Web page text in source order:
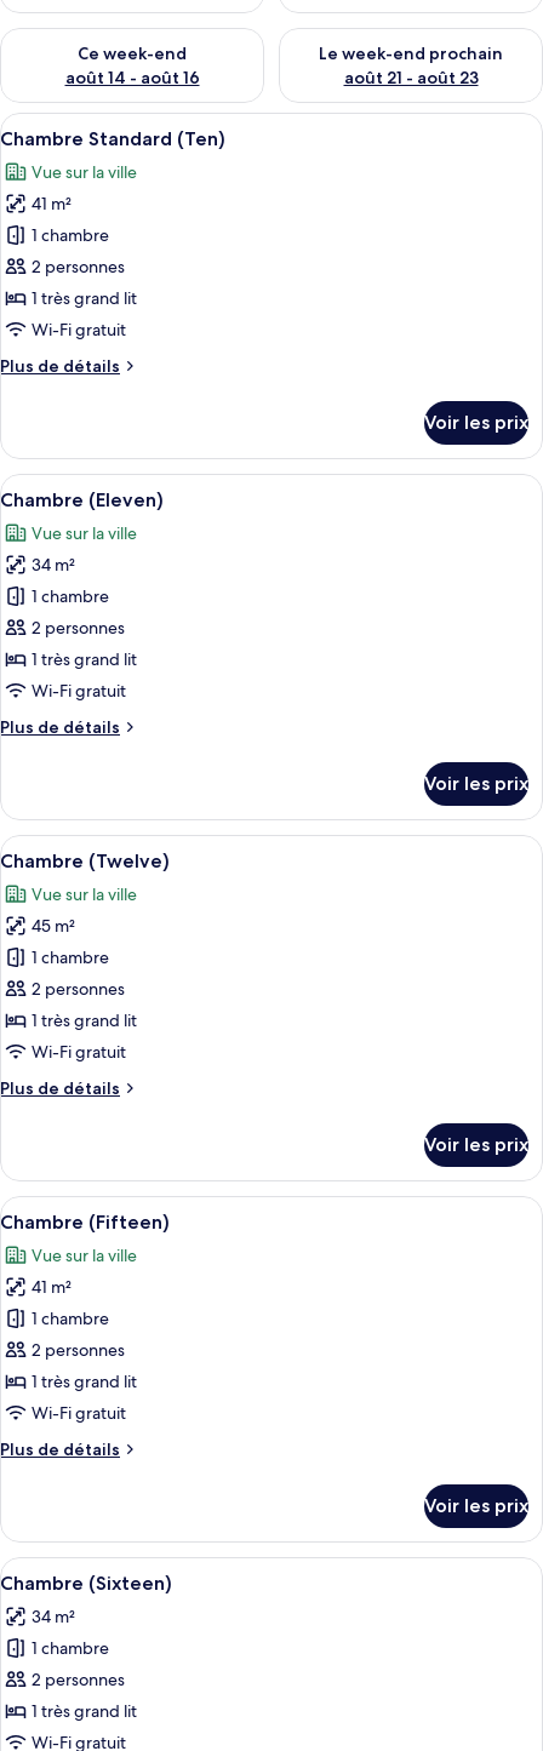
Ce week-end
août 14 - août 16
Vérifier la disponibilité pour ce week-end août 14 - août 16
Le week-end prochain
août 21 - août 23
Vérifier la disponibilité pour
Afficher
toutes
les
photos
pour
ce
type
de
chambre :
Chambre
Un lit à baldaquin à quatre poteaux
5
Chambre Standard (Ten)
Vue sur la ville
41 m²
1 chambre
2 personnes
1 très grand lit
Wi-Fi gratuit
Plus de détails
Plus
le
type
de
Chambre
Standard
(Ten)
Voir les prix
Afficher
toutes
les
photos
pour
ce
type
de
chambre :
Chambre
Un lit à baldaquin à quatre poteaux,
5
Chambre (Eleven)
Vue sur la ville
34 m²
1 chambre
2 personnes
1 très grand lit
Wi-Fi gratuit
Plus de détails
Plus
le
type
de
Chambre
(Eleven)
Voir les prix
Afficher
toutes
les
photos
pour
ce
type
de
chambre :
Chambre
Un salon avec une cheminée, un
5
Chambre (Twelve)
Vue sur la ville
45 m²
1 chambre
2 personnes
1 très grand lit
Wi-Fi gratuit
Plus de détails
Plus
le
type
de
Chambre
(Twelve)
Voir les prix
Afficher
toutes
les
photos
pour
ce
type
de
chambre :
Chambre
Un lit à baldaquin avec des rideaux,
6
Chambre (Fifteen)
Vue sur la ville
41 m²
1 chambre
2 personnes
1 très grand lit
Wi-Fi gratuit
Plus de détails
Plus
le
type
de
Chambre
(Fifteen)
Voir les prix
Afficher
toutes
les
photos
pour
ce
type
Une chambre à coucher avec un lit
5
Chambre (Sixteen)
34 m²
1 chambre
2 personnes
1 très grand lit
Wi-Fi gratuit